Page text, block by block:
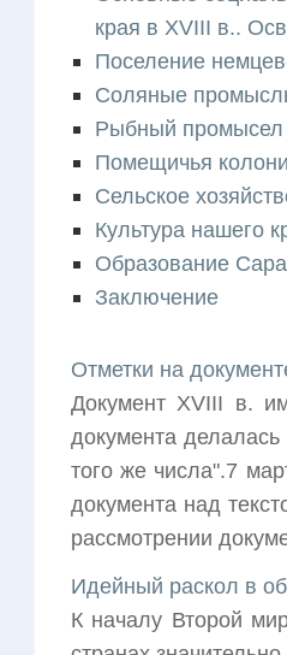
края в XVIII в..
Поселение
Соляные
Рыбный промысел
Помещичья
Сельское
Культура нашего
Образование
Заключение
Отметки на
Документ XVIII в.
документа
того же числа".7
документа над
рассмотрении
Идейный раскол в
К началу Второй